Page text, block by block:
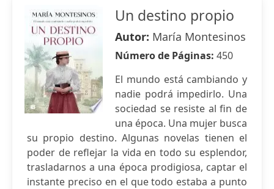
Un destino propio
Autor: María Montesinos
Número de Páginas: 450
El mundo está cambiando y
nadie podrá impedirlo. Una
sociedad se resiste al fin de
una época. Una mujer busca
su propio destino. Algunas novelas tienen el
poder de reflejar la vida en todo su esplendor,
trasladarnos a una época prodigiosa, captar el
instante preciso en el que todo estaba a punto